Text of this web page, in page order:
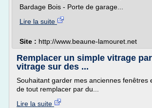
Bardage Bois - Porte de garage...
Lire la suite
Site : http://www.beaune-lamouret.net
Remplacer un simple vitrage
vitrage sur des ...
Souhaitant garder mes anciennes fenêtres
de tout remplacer par du...
Lire la suite